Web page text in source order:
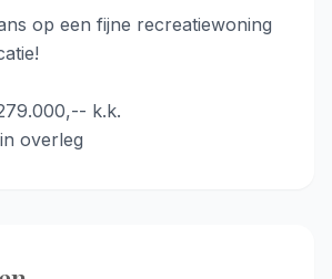
op een fijne recreatiewoning
k.k.
overleg